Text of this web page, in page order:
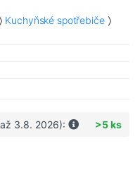
Kuchyňské spotřebiče
3.8. 2026): >5 ks